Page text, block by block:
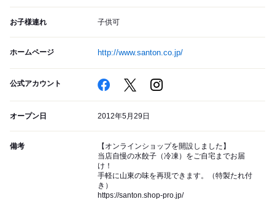
お子様連れ 子供可
ホームページ http://www.santon.co.jp/
公式アカウント
オープン日 2012年5月29日
備考
【オンラインショップを開設しました】
当店自慢の水餃子（冷凍）をご自宅までお届
け！
手軽に山東の味を再現できます。（特製たれ付
き）
https://santon.shop-pro.jp/